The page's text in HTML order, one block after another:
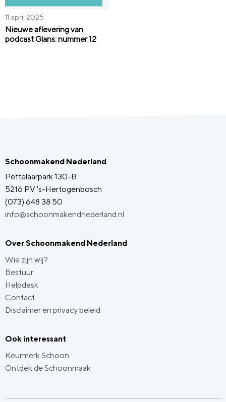
11 april 2025
Nieuwe aflevering van
podcast Glans: nummer 12
Schoonmakend Nederland
Pettelaarpark 130-B
5216 PV 's-Hertogenbosch
(073) 648 38 50
info@schoonmakendnederland.nl
Over Schoonmakend Nederland
Wie zijn wij?
Bestuur
Helpdesk
Contact
Disclaimer en privacy beleid
Ook interessant
Keurmerk Schoon
Ontdek de Schoonmaak